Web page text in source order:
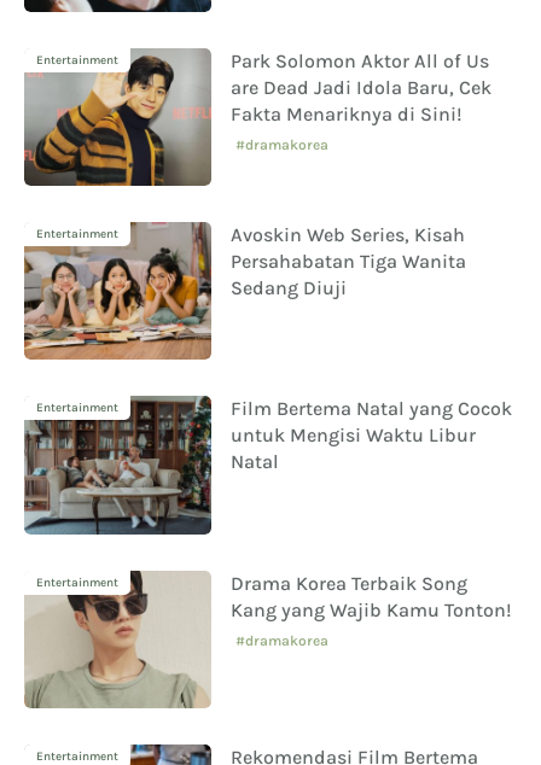
Entertainment
Park Solomon Aktor All of Us
are Dead Jadi Idola Baru, Cek
Fakta Menariknya di Sini!
#dramakorea
Entertainment
Avoskin Web Series, Kisah
Persahabatan Tiga Wanita
Sedang Diuji
Entertainment
Film Bertema Natal yang Cocok
untuk Mengisi Waktu Libur
Natal
Entertainment
Drama Korea Terbaik Song
Kang yang Wajib Kamu Tonton!
#dramakorea
Entertainment
Rekomendasi Film Bertema